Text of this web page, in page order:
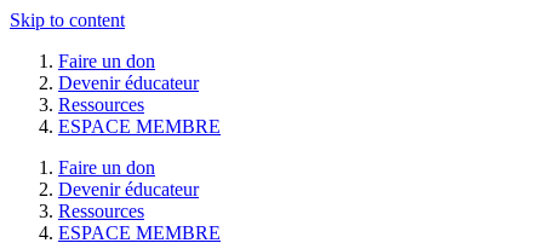
Skip to content
Faire un don
Devenir éducateur
Ressources
ESPACE MEMBRE
Faire un don
Devenir éducateur
Ressources
ESPACE MEMBRE